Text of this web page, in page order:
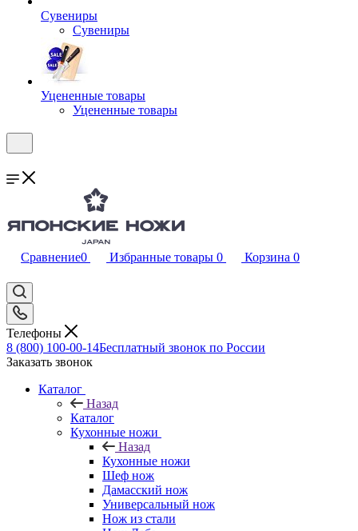
Сувениры
Сувениры
Уцененные товары
Уцененные товары
Сравнение0 Избранные товары 0 Корзина 0
Телефоны
8 (800) 100-00-14Бесплатный звонок по России
Заказать звонок
Каталог
Назад
Каталог
Кухонные ножи
Назад
Кухонные ножи
Шеф нож
Дамасский нож
Универсальный нож
Нож из стали